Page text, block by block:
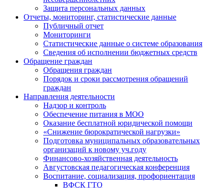
Защита персональных данных
Отчеты, мониторинг, статистические данные
Публичный отчет
Мониторинги
Статистические данные о системе образования
Сведения об исполнении бюджетных средств
Обращение граждан
Обращения граждан
Порядок и сроки рассмотрения обращений
граждан
Направления деятельности
Надзор и контроль
Обеспечение питания в МОО
Оказание бесплатной юридической помощи
«Снижение бюрократической нагрузки»
Подготовка муниципальных образовательных
организаций к новому уч.году
Финансово-хозяйственная деятельность
Августовская педагогическая конференция
Воспитание, социализация, профориентация
ВФСК ГТО